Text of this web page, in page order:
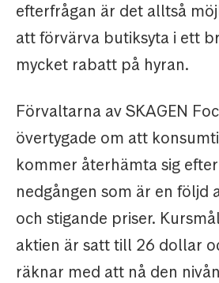
efterfrågan är det alltså
att förvärva butiksyta i ett
mycket rabatt på hyran.
Förvaltarna av SKAGEN
övertygade om att
kommer återhämta sig
nedgången som är en följd
och stigande priser.
aktien är satt till 26 dollar
räknar med att nå den